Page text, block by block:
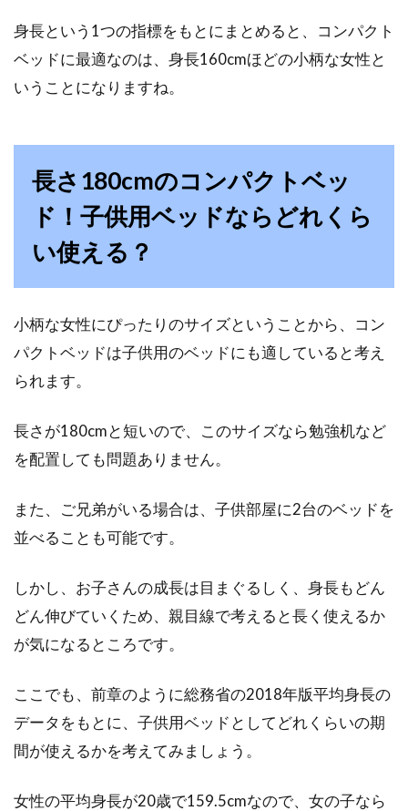
子供が小さい間は危険な事もあるので、ママの
う方も多いのでは...
低反発枕は洗濯してはいけない？乾
かないのはなぜ？
低反発の寝具って、もっちりとした肌触りで体
ノーブランドの商品が「無印」と呼ばれること
分、高性能...
快眠のために！！マットレスの上に
敷くおすすめな物は？
敷いて寝るか、敷布団をフローリングや畳に直
身長という1つの指標をもとにまとめると、コンパクト
ベッドに最適なのは、身長160cmほどの小柄な女性と
いうことになりますね。
長さ180cmのコンパクトベッ
ド！子供用ベッドならどれくら
い使える？
小柄な女性にぴったりのサイズということから、コン
パクトベッドは子供用のベッドにも適していると考え
られます。
長さが180cmと短いので、このサイズなら勉強机など
を配置しても問題ありません。
また、ご兄弟がいる場合は、子供部屋に2台のベッドを
並べることも可能です。
しかし、お子さんの成長は目まぐるしく、身長もどん
どん伸びていくため、親目線で考えると長く使えるか
が気になるところです。
ここでも、前章のように総務省の2018年版平均身長の
データをもとに、子供用ベッドとしてどれくらいの期
間が使えるかを考えてみましょう。
女性の平均身長が20歳で159.5cmなので、女の子なら